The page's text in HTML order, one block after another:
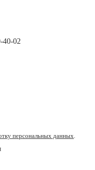
40-02
персональных данных.